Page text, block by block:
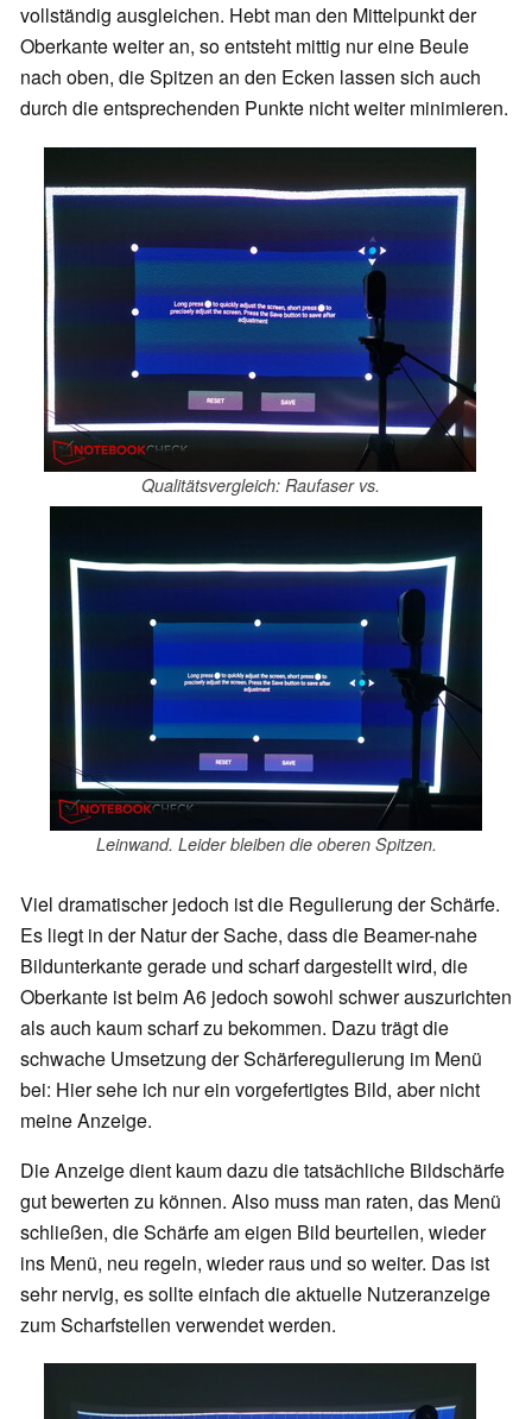
vollständig ausgleichen. Hebt man den Mittelpunkt der
Oberkante weiter an, so entsteht mittig nur eine Beule
nach oben, die Spitzen an den Ecken lassen sich auch
durch die entsprechenden Punkte nicht weiter minimieren.
Qualitätsvergleich: Raufaser vs.
Leinwand. Leider bleiben die oberen Spitzen.
Viel dramatischer jedoch ist die Regulierung der Schärfe.
Es liegt in der Natur der Sache, dass die Beamer-nahe
Bildunterkante gerade und scharf dargestellt wird, die
Oberkante ist beim A6 jedoch sowohl schwer auszurichten
als auch kaum scharf zu bekommen. Dazu trägt die
schwache Umsetzung der Schärferegulierung im Menü
bei: Hier sehe ich nur ein vorgefertigtes Bild, aber nicht
meine Anzeige.
Die Anzeige dient kaum dazu die tatsächliche Bildschärfe
gut bewerten zu können. Also muss man raten, das Menü
schließen, die Schärfe am eigen Bild beurteilen, wieder
ins Menü, neu regeln, wieder raus und so weiter. Das ist
sehr nervig, es sollte einfach die aktuelle Nutzeranzeige
zum Scharfstellen verwendet werden.